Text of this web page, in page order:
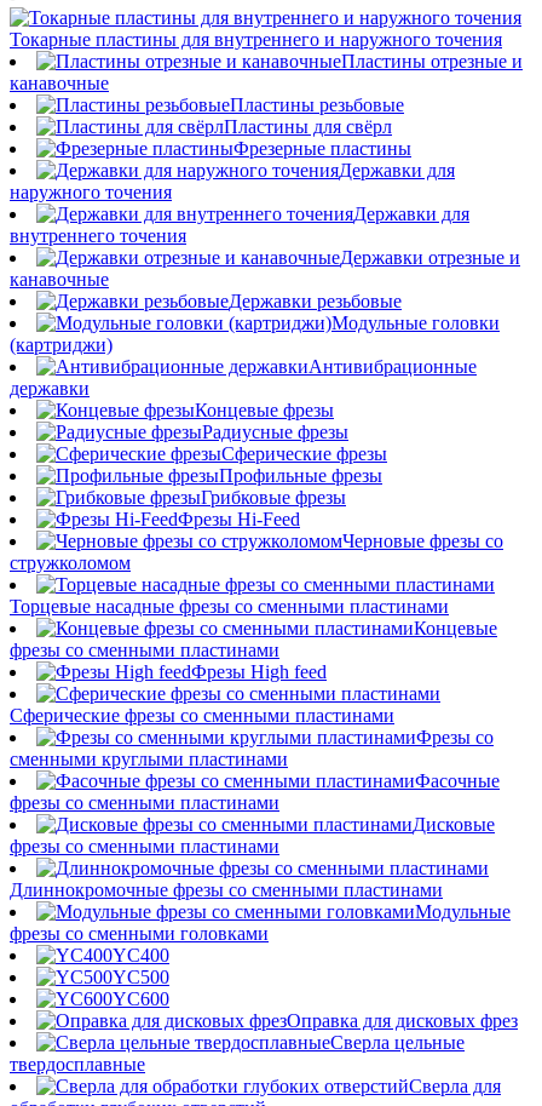
Токарные пластины для внутреннего и наружного точения
Пластины отрезные и
канавочные
Пластины резьбовые
Пластины для свёрл
Фрезерные пластины
Державки для
наружного точения
Державки для
внутреннего точения
Державки отрезные и
канавочные
Державки резьбовые
Модульные головки
(картриджи)
Антивибрационные
державки
Концевые фрезы
Радиусные фрезы
Сферические фрезы
Профильные фрезы
Грибковые фрезы
Фрезы Hi-Feed
Черновые фрезы со
стружколомом
Торцевые насадные фрезы со сменными пластинами
Концевые
фрезы со сменными пластинами
Фрезы High feed
Сферические фрезы со сменными пластинами
Фрезы со
сменными круглыми пластинами
Фасочные
фрезы со сменными пластинами
Дисковые
фрезы со сменными пластинами
Длиннокромочные фрезы со сменными пластинами
Модульные
фрезы со сменными головками
YC400
YC500
YC600
Оправка для дисковых фрез
Сверла цельные
твердосплавные
Сверла для